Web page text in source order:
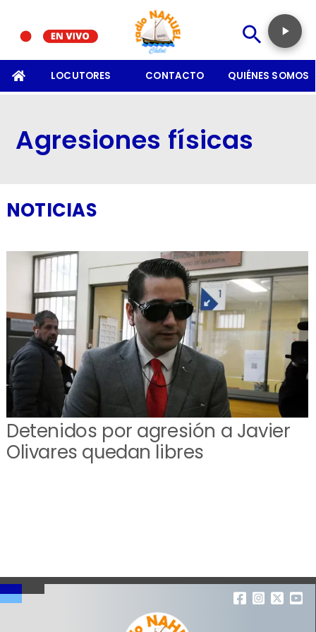
LOCUTORES CONTACTO QUIÉNES SOMOS
Agresiones físicas
NOTICIAS
Detenidos por agresión a Javier
Olivares quedan libres